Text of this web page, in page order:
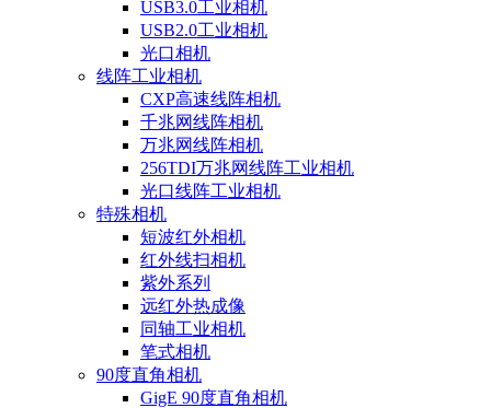
USB3.0工业相机
USB2.0工业相机
光口相机
线阵工业相机
CXP高速线阵相机
千兆网线阵相机
万兆网线阵相机
256TDI万兆网线阵工业相机
光口线阵工业相机
特殊相机
短波红外相机
红外线扫相机
紫外系列
远红外热成像
同轴工业相机
笔式相机
90度直角相机
GigE 90度直角相机